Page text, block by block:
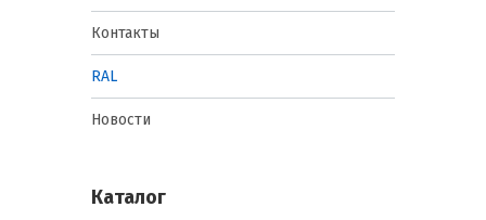
Контакты
RAL
Новости
Каталог